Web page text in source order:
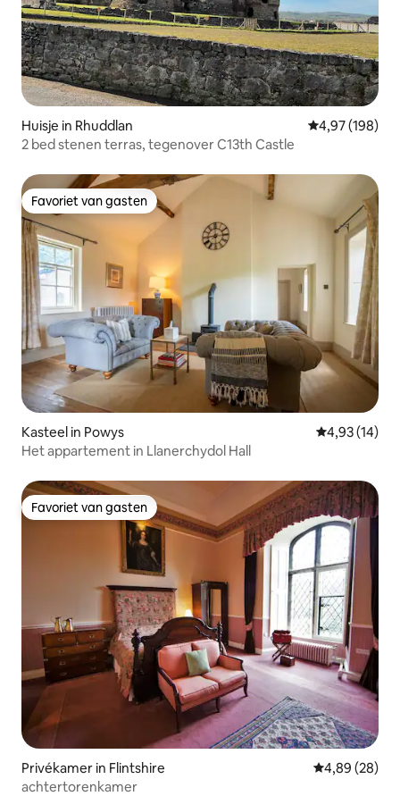
Huisje in Rhuddlan Gemiddelde
4,97 (198)
2 bed stenen terras, tegenover C13th Castle
Favoriet van gasten
Favoriet van gasten
Kasteel in Powys Gemiddelde
4,93 (14)
Het appartement in Llanerchydol Hall
Favoriet van gasten
Favoriet van gasten
Privékamer in Flintshire Gemiddelde
4,89 (28)
achtertorenkamer